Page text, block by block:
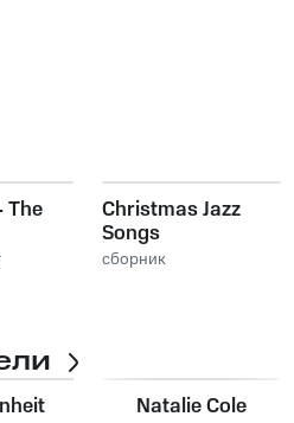
The
Christmas Jazz
Songs
сборник
Natalie Cole